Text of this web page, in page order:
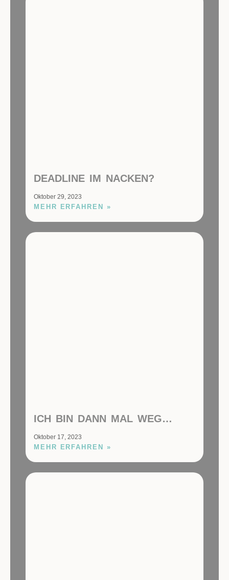
DEADLINE IM NACKEN?
Oktober 29, 2023
MEHR ERFAHREN »
ICH BIN DANN MAL WEG…
Oktober 17, 2023
MEHR ERFAHREN »